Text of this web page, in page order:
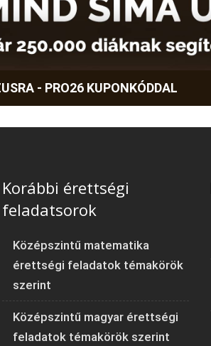
- PRO26 KUPONKÓDDAL
Korábbi érettségi
feladatsorok
Középszintű matematika
érettségi feladatok témakörök
szerint
Középszintű magyar érettségi
feladatok témakörök szerint